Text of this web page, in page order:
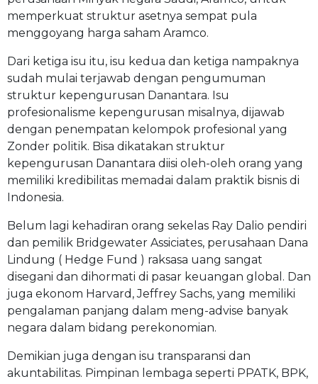
memperkuat struktur asetnya sempat pula
menggoyang harga saham Aramco.
Dari ketiga isu itu, isu kedua dan ketiga nampaknya
sudah mulai terjawab dengan pengumuman
struktur kepengurusan Danantara. Isu
profesionalisme kepengurusan misalnya, dijawab
dengan penempatan kelompok profesional yang
Zonder politik. Bisa dikatakan struktur
kepengurusan Danantara diisi oleh-oleh orang yang
memiliki kredibilitas memadai dalam praktik bisnis di
Indonesia.
Belum lagi kehadiran orang sekelas Ray Dalio pendiri
dan pemilik Bridgewater Assiciates, perusahaan Dana
Lindung ( Hedge Fund ) raksasa uang sangat
disegani dan dihormati di pasar keuangan global. Dan
juga ekonom Harvard, Jeffrey Sachs, yang memiliki
pengalaman panjang dalam meng-advise banyak
negara dalam bidang perekonomian.
Demikian juga dengan isu transparansi dan
akuntabilitas. Pimpinan lembaga seperti PPATK, BPK,